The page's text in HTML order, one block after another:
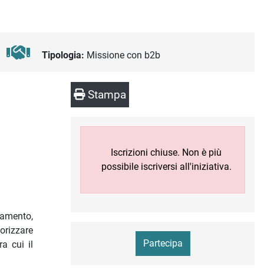
Tipologia: Missione con b2b
cui il
Stampa
Iscrizioni chiuse. Non è più
possibile iscriversi all'iniziativa.
Partecipa